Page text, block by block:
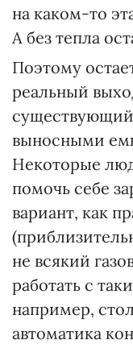
на каком-то
А без тепла
Поэтому
реальный
выносными
Некоторые
помочь себе
вариант, как
не всякий
работать с
например,
автоматика